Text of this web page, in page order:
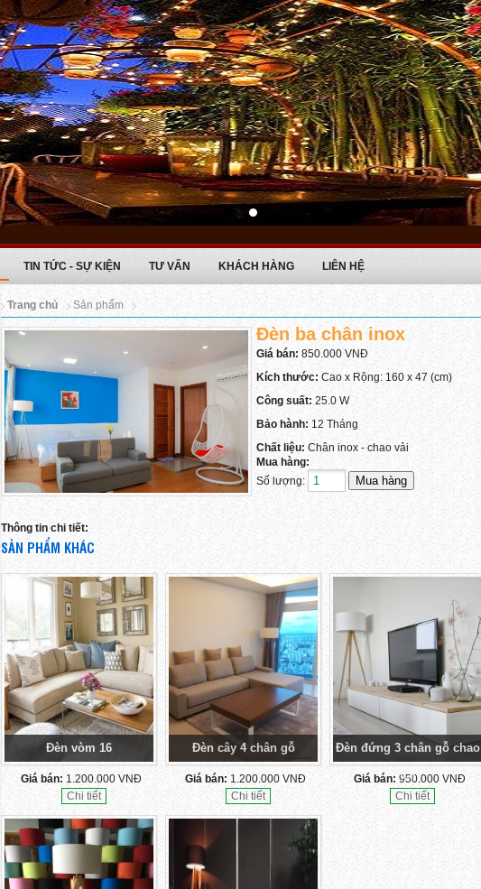
TIN TỨC - SỰ KIỆN TƯ VẤN KHÁCH HÀNG LIÊN HỆ
Trang chủ Sản phẩm
Đèn ba chân inox
Giá bán: 850.000 VNĐ
Kích thước: Cao x Rộng: 160 x 47 (cm)
Công suất: 25.0 W
Bảo hành: 12 Tháng
Chất liệu: Chân inox - chao vải
Mua hàng:
Số lượng:
Thông tin chi tiết:
SẢN PHẨM KHÁC
Đèn vòm 16
Giá bán: 1.200.000 VNĐ
Chi tiết
Đèn cây 4 chân gỗ
Giá bán: 1.200.000 VNĐ
Chi tiết
Đèn đứng 3 chân gỗ chao
vải
Giá bán: 950.000 VNĐ
Chi tiết